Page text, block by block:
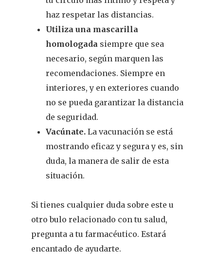
haz respetar las distancias.
Utiliza una mascarilla
homologada siempre que sea
necesario, según marquen las
recomendaciones. Siempre en
interiores, y en exteriores cuando
no se pueda garantizar la distancia
de seguridad.
Vacúnate. La vacunación se está
mostrando eficaz y segura y es, sin
duda, la manera de salir de esta
situación.
Si tienes cualquier duda sobre este u
otro bulo relacionado con tu salud,
pregunta a tu farmacéutico. Estará
encantado de ayudarte.
¿Sabías
Infantil
I Jornada Gallega De
Dermofarmacia
Problemas
Salud
Nutrición
Fitoterapia
Suscribirme